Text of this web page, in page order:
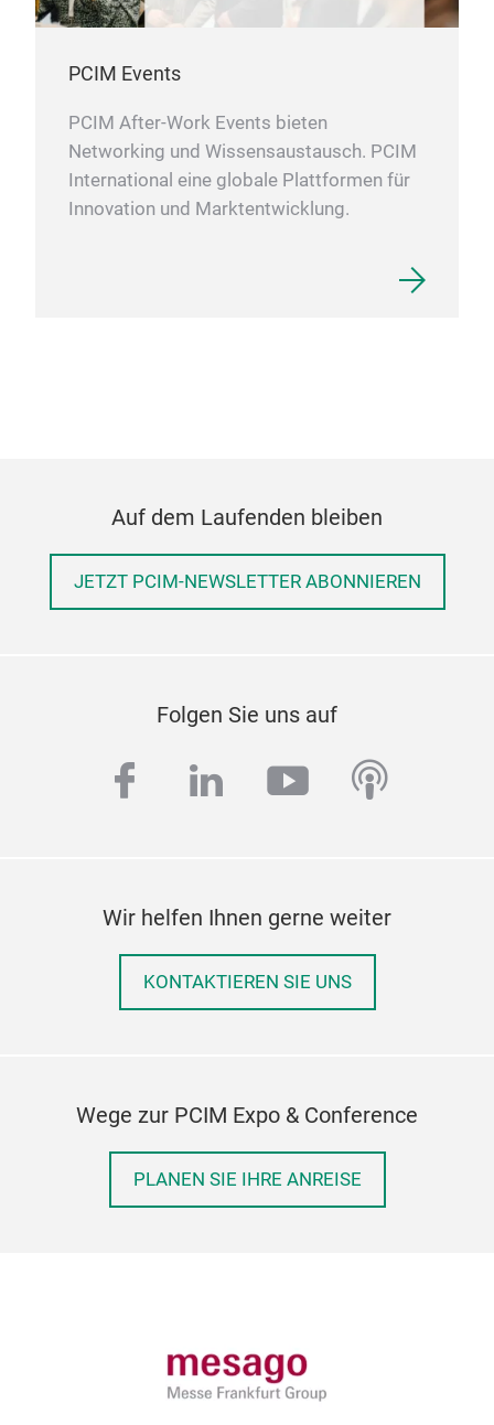
PCIM Events
PCIM After-Work Events bieten
Networking und Wissensaustausch. PCIM
International eine globale Plattformen für
Innovation und Marktentwicklung.
Auf dem Laufenden bleiben
JETZT PCIM-NEWSLETTER ABONNIEREN
Folgen Sie uns auf
facebook
linkedinyoutube
Wir helfen Ihnen gerne weiter
KONTAKTIEREN SIE UNS
Wege zur PCIM Expo & Conference
PLANEN SIE IHRE ANREISE